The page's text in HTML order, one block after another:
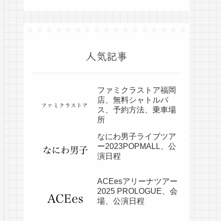
人気記事
ファミクラストア福岡
店、無料シャトルバ
ス、予約方法、乗車場
所
なにわ男子ライブツア
ー2023POPMALL、公
演日程
ACEesアリーナツアー
2025 PROLOGUE、会
場、公演日程